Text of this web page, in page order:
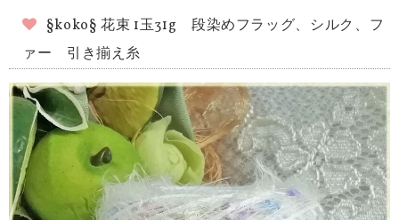
§koko§ 花束 1玉31g 段染めフラッグ、シルク、フ
ァー 引き揃え糸